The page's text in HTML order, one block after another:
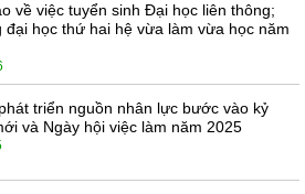
về việc tuyển sinh Đại học liên thông;
đại học thứ hai hệ vừa làm vừa học năm
triển nguồn nhân lực bước vào kỷ
và Ngày hội việc làm năm 2025